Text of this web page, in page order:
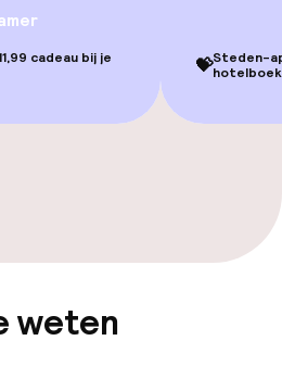
cadeau bij je
💝Steden-
weten